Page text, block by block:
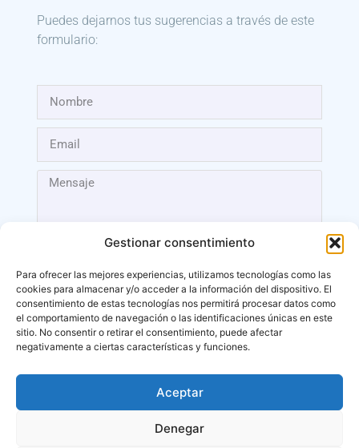
Gestionar consentimiento
Para ofrecer las mejores experiencias, utilizamos tecnologías como las
cookies para almacenar y/o acceder a la información del dispositivo. El
consentimiento de estas tecnologías nos permitirá procesar datos como
el comportamiento de navegación o las identificaciones únicas en este
sitio. No consentir o retirar el consentimiento, puede afectar
negativamente a ciertas características y funciones.
Aceptar
Denegar
Puedes dejarnos tus sugerencias a través de este
formulario:
Enviar
Málaga